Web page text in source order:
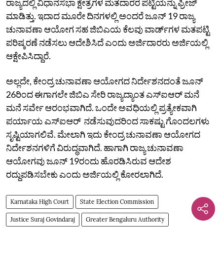
ರಾಜ್ಯದಲ್ಲಿ ವಿಧಾನಸಭಾ ಕ್ಷೇತ್ರಗಳ‌ ಮತ‌ದಾರರ ಪಟ್ಟಿಯನ್ನು ಫ್ರೀಜ್
ಮಾಡಿತ್ತು.‌ ಇದಾದ ಮೂರೇ ದಿನಗಳಲ್ಲಿ ಅಂದರೆ ಜೂನ್‌ 19 ರಾಜ್ಯ
ಚುನಾವಣಾ ಆಯೋಗ ಸಹ ಜಿಬಿಎಯ ಕೆಲವು ವಾರ್ಡ್‌ಗಳ ಮತಪಟ್ಟಿ
ಪರಿಷ್ಕರಣೆ ನಡೆಸಲು ಆದೇಶಿಸಿದೆ ಎಂದು ಅರ್ಜಿದಾರರು‌ ಅರ್ಜಿಯಲ್ಲಿ
‌ಆಕ್ಷೇಪಿಸಿದ್ದಾರೆ.
ಅಲ್ಲದೇ‌, ಕೇಂದ್ರ ಚುನಾವಣಾ ಆಯೋಗದ ನಿರ್ದೇಶನದಂತೆ ಜೂನ್‌
26ರಿಂದ ಈಗಾಗಲೇ ಜಿಬಿಎ ಸೇರಿ ರಾಜ್ಯದ್ಯಾಂತ ಎಸ್ಐಆರ್ ಮನೆ‌
ಮನೆ ಸರ್ವೇ ಆರಂಭವಾಗಿದೆ‌. ಒಂದೇ ಅವಧಿಯಲ್ಲಿ ಪ್ರತ್ಯೇಕವಾಗಿ
ಪರ್ಯಾಯ ಎಸ್‌ಐಆರ್‌ ನಡೆಸುವುದರಿಂದ ಸಾಕಷ್ಟು ಗೊಂದಲಗಳು
ಸೃಷ್ಟಿಯಾಗಲಿವೆ. ‌ಮೇಲಾಗಿ ಇದು ಕೇಂದ್ರ ಚುನಾವಣಾ ಆಯೋಗದ
ನಿರ್ದೇಶನಗಳಿಗೆ ವಿರುದ್ಧವಾಗಿದೆ. ಹಾಗಾಗಿ ರಾಜ್ಯ ಚುನಾವಣಾ
ಆಯೋಗವು ಜೂನ್‌ 19ರಂದು ಹೊರಡಿಸಿರುವ ಆದೇಶ
ರದ್ದುಪಡಿಸಬೇಕು ಎಂದು ಅರ್ಜಿಯಲ್ಲಿ ಕೋರಲಾಗಿದೆ.
Karnataka High Court State Election Commission
Justice Suraj Govindaraj Greater Bengaluru Authority